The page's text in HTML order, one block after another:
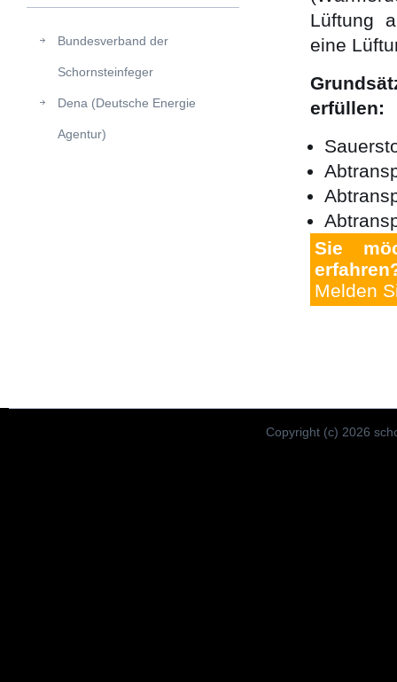
Lüftung
eine
erfüllen:
Sie
Melden
Bundesverband der
Schornsteinfeger
Dena (Deutsche Energie
Agentur)
Copyright (c) 2026